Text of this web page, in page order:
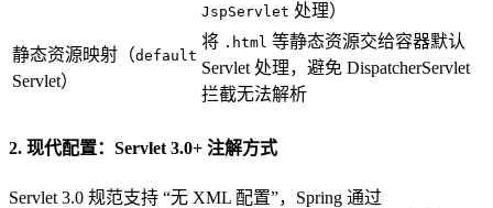
JspServlet 处理）
静态资源映射（default
Servlet）
将 .html 等静态资源交给容器默认
Servlet 处理，避免 DispatcherServlet
拦截无法解析
2. 现代配置：Servlet 3.0+ 注解方式
Servlet 3.0 规范支持 “无 XML 配置”，Spring 通过